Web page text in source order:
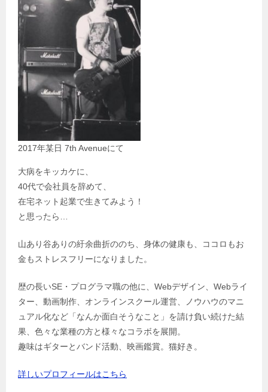
2017年某日 7th Avenueにて
大病をキッカケに、
40代で会社員を辞めて、
在宅ネット起業で生きてみよう！
と思ったら…
山あり谷ありの紆余曲折ののち、身体の健康も、ココロもお
金もストレスフリーになりました。
歴の長いSE・プログラマ職の他に、Webデザイン、Webライ
ター、動画制作、オンラインスクール運営、ノウハウのマニ
ュアル化など「なんか面白そうなこと」を請け負い続けた結
果、色々な業種の方と様々なコラボを展開。
趣味はギターとバンド活動、映画鑑賞。猫好き。
詳しいプロフィールはこちら